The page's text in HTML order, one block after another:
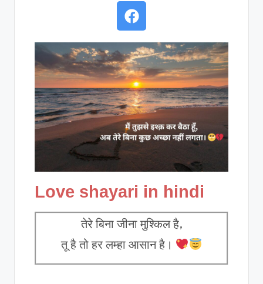
Love shayari in hindi
तेरे बिना जीना मुश्किल है,
तू है तो हर लम्हा आसान है।